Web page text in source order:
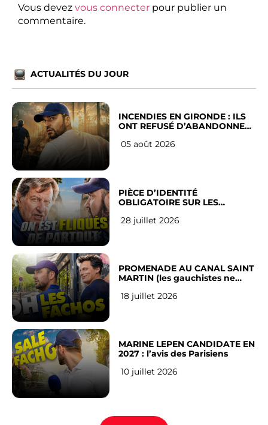
Vous devez vous connecter pour publier un
commentaire.
ACTUALITÉS DU JOUR
INCENDIES EN GIRONDE : ILS
ONT REFUSÉ D’ABANDONNER
05 août 2026
PIÈCE D’IDENTITÉ
OBLIGATOIRE SUR LES
Français
28 juillet 2026
PROMENADE AU CANAL SAINT
MARTIN (les gauchistes ne
18 juillet 2026
MARINE LEPEN CANDIDATE EN
2027 : l’avis des Parisiens
10 juillet 2026